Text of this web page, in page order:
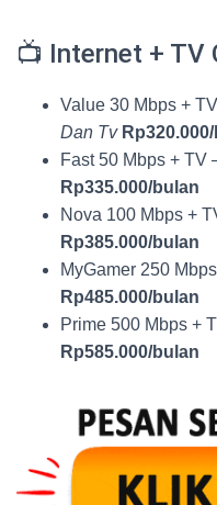
📺 Internet + TV
Value 30 Mbps +
Dan Tv
Fast 50 Mbps + TV
Rp335.000/bulan
Nova 100 Mbps +
Rp385.000/bulan
MyGamer 250
Rp485.000/bulan
Prime 500 Mbps +
Rp585.000/bulan